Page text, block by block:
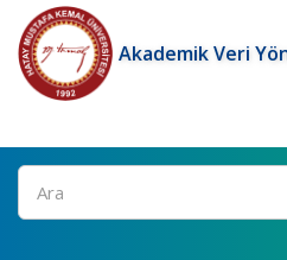
Akademik Veri
Ara